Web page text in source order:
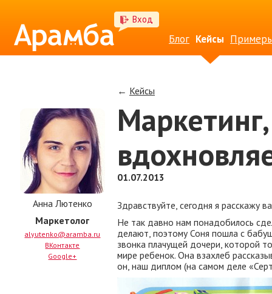
Вход
Блог Кейсы
← Кейсы
Анна Лютенко
Маркетолог
alyutenko@aramba.ru
ВКонтакте
Google+
01.07.2013
Здравствуйте, сегодня я расскажу
Не так давно нам понадобилось
делают, поэтому Соня пошла с
звонка плачущей дочери, которой
мире ребенок. Она взахлеб
он, наш диплом (на самом деле